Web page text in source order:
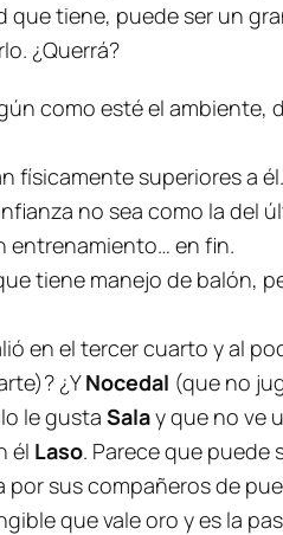
tiene, puede ser un
¿Querrá?
como esté el
físicamente superiores a
no sea como la del
entrenamiento… en fin.
tiene manejo de balón,
en el tercer cuarto y al
¿YNocedal (que no
le gusta Salay que no ve
él Laso. Parece que puede
por sus compañeros de
que vale oro y es la